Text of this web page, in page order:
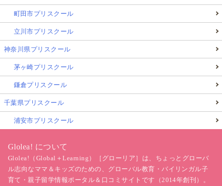
町田市プリスクール
立川市プリスクール
神奈川県プリスクール
茅ヶ崎プリスクール
鎌倉プリスクール
千葉県プリスクール
浦安市プリスクール
Glolea! について
Glolea!（Global＋Learning）［グローリア］は、ちょっとグローバ
ル志向なママ＆キッズのための、グローバル教育・バイリンガル子
育て・親子留学情報ポータル＆口コミサイトです（2014年創刊）。